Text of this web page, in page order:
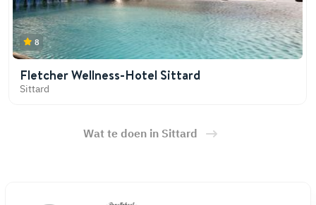
8
Fletcher Wellness-Hotel Sittard
Sittard
Wat te doen in Sittard